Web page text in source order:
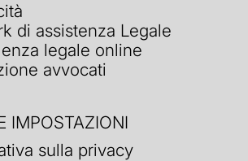
di assistenza Legale
legale online
avvocati
IMPOSTAZIONI
sulla privacy